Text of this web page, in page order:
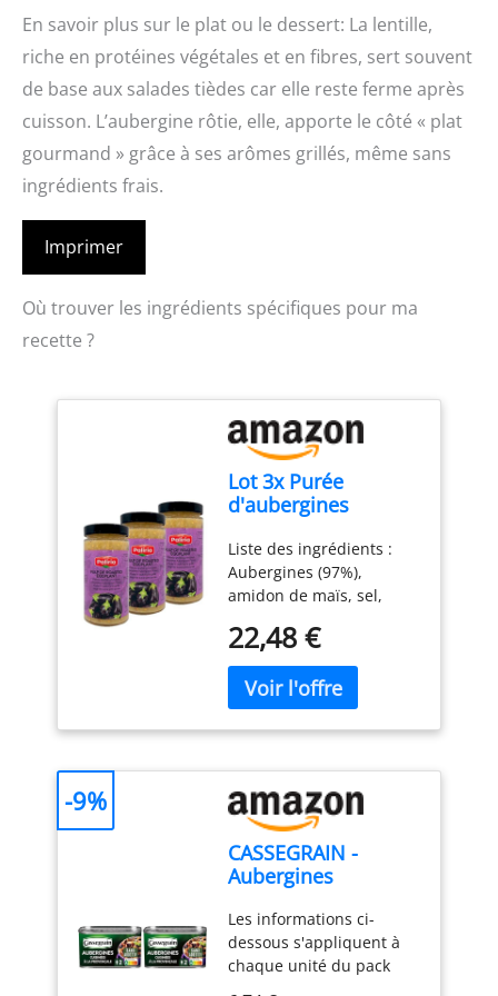
En savoir plus sur le plat ou le dessert: La lentille,
riche en protéines végétales et en fibres, sert souvent
de base aux salades tièdes car elle reste ferme après
cuisson. L’aubergine rôtie, elle, apporte le côté « plat
gourmand » grâce à ses arômes grillés, même sans
ingrédients frais.
Imprimer
Où trouver les ingrédients spécifiques pour ma
recette ?
Lot 3x Purée
d'aubergines
Liste des ingrédients :
Aubergines (97%),
amidon de maïs, sel,
acide citrique,
antioxydant : acide
ascorbique Liste des
allergènes : Aucun
Praticité Sans gluten
Sans colorant Végan -
Type de cuisine :
Méditerranéenne
22,48 €
CASSEGRAIN -
Aubergines
Provençale -
Aubergines &
Tomates, Huile
Les informations ci-
dessous s'appliquent à
chaque unité du pack
-9%